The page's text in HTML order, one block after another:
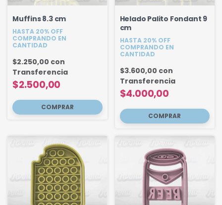
Muffins 8.3 cm
HASTA 20% OFF
COMPRANDO EN
CANTIDAD
$2.500,00
$2.250,00 con
Transferencia
Helado Palito Fondant 9
cm
HASTA 20% OFF
COMPRANDO EN
CANTIDAD
$4.000,00
$3.600,00 con
Transferencia